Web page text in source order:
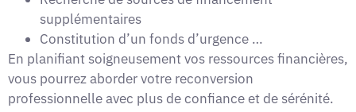
supplémentaires
Constitution d’un fonds d’urgence …
En planifiant soigneusement vos ressources financières,
vous pourrez aborder votre reconversion
professionnelle avec plus de confiance et de sérénité.